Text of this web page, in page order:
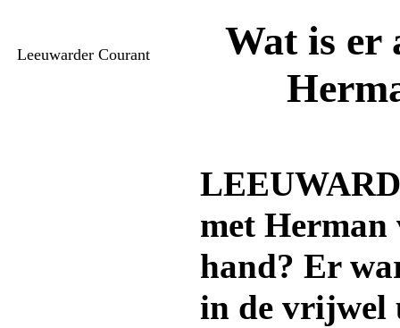
Leeuwarder Courant
Wat is er
met Herman
hand? Er
in de vrijwel